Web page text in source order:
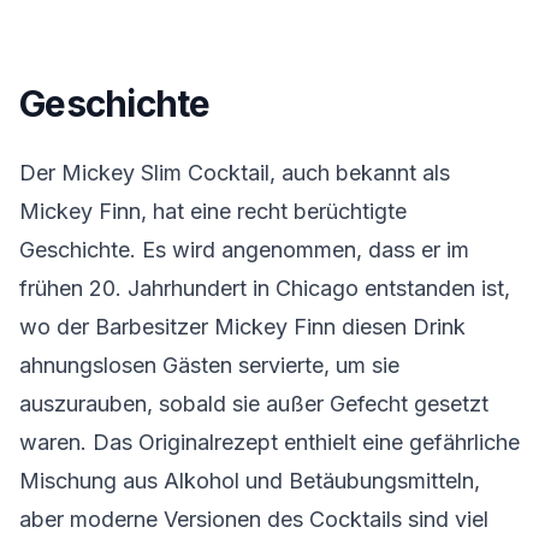
Geschichte
Der Mickey Slim Cocktail, auch bekannt als
Mickey Finn, hat eine recht berüchtigte
Geschichte. Es wird angenommen, dass er im
frühen 20. Jahrhundert in Chicago entstanden ist,
wo der Barbesitzer Mickey Finn diesen Drink
ahnungslosen Gästen servierte, um sie
auszurauben, sobald sie außer Gefecht gesetzt
waren. Das Originalrezept enthielt eine gefährliche
Mischung aus Alkohol und Betäubungsmitteln,
aber moderne Versionen des Cocktails sind viel